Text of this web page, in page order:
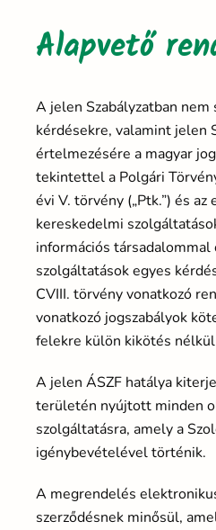
Alapvető
A jelen Szabályzatban nem
kérdésekre, valamint jelen
értelmezésére a magyar
tekintettel a Polgári
évi V. törvény („Ptk.”) és
kereskedelmi
információs társadalommal
szolgáltatások egyes
CVIII. törvény vonatkozó
vonatkozó jogszabályok
felekre külön kikötés
A jelen ÁSZF hatálya
területén nyújtott minden
szolgáltatásra, amely a
igénybevételével történik.
A megrendelés
szerződésnek minősül,